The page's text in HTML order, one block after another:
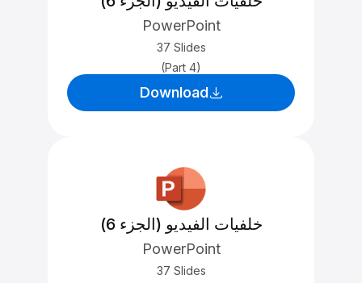
PowerPoint
37 Slides
(Part 4)
Download
خلفيات الفيديو (الجزء 6)
PowerPoint
37 Slides